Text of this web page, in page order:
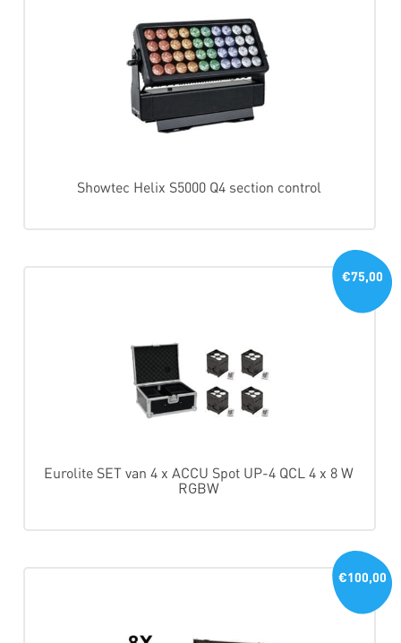
Showtec Helix S5000 Q4 section control
Eurolite SET van 4 x ACCU Spot UP-4 QCL 4 x 8 W
RGBW
€75,00
€100,00